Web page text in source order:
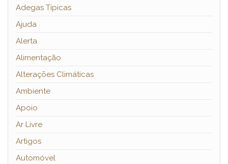
Adegas Típicas
Ajuda
Alerta
Alimentação
Alterações Climáticas
Ambiente
Apoio
Ar Livre
Artigos
Automóvel